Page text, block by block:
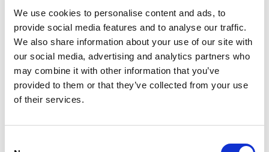
We use cookies to personalise content and ads, to
provide social media features and to analyse our traffic.
We also share information about your use of our site with
our social media, advertising and analytics partners who
may combine it with other information that you’ve
provided to them or that they’ve collected from your use
of their services.
Bezoekers kunnen op speelse wijze de lokale geschiedenis verkennen op de
BelevenisTafel bij de Historische Vereniging Hendrik-Ido-Ambacht. Wil je
weten of de tafel ook een uitkomst is voor jouw museum? Vraag dan
vandaag nog eendemo aan.
monumenten